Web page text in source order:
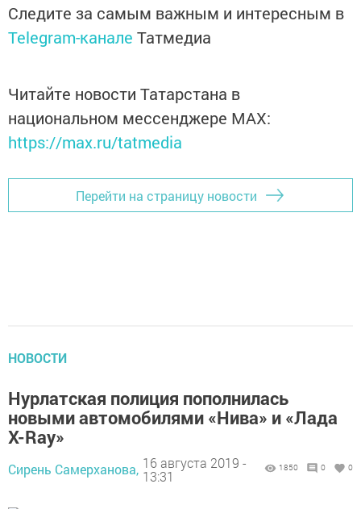
Следите за самым важным и интересным в
Telegram-канале Татмедиа
Читайте новости Татарстана в
национальном мессенджере MАХ:
https://max.ru/tatmedia
Перейти на страницу новости
НОВОСТИ
Нурлатская полиция пополнилась
новыми автомобилями «Нива» и «Лада
X-Ray»
Сирень Самерханова, 16 августа 2019 -
13:31
1850 0 0